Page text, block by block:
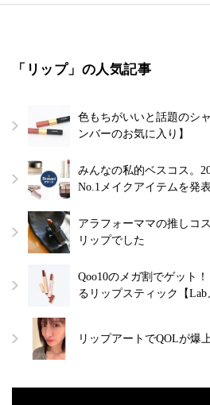
「リップ」の人気記事
色もちがいいと話題のシ
ンバーのお気に入り】
みんなの私的ベスコス。
No.1メイクアイテムを発
アラフォーママの推しコ
リップでした
Qoo10のメガ割でゲット
るリップスティック【
リップアートでQOLが爆